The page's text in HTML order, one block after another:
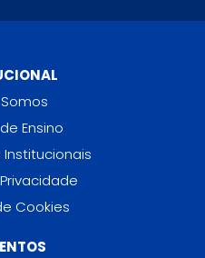
Ensino
Cookies